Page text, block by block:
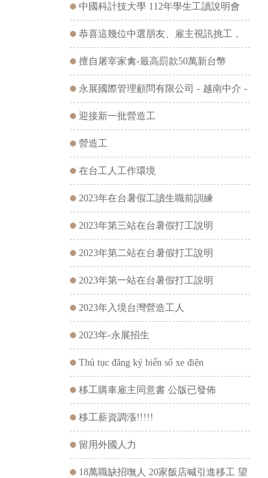
中國科計技大學 112年學生工讀說明會
恭喜這幾位中選朋友、雇主視訊挑工，
預祝在台工作順利
擅自屠宰家禽-最高罰款50萬新台幣
永展國際管理顧問有限公司 - 越南中介 -
翻譯據點
迎接新一批營造工
營造工
在台工人工作環境
2023年在台暑假工讀生職前訓練
2023年第三站在台暑假打工說明
2023年第二站在台暑假打工說明
2023年第一站在台暑假打工說明
2023年入境台灣營造工人
2023年-永展招生
Thủ tục đăng ký biển số xe điện
移工購車雇主同意書 公版已發佈
移工薪資調漲!!!!!
留用外國人力
18萬職缺招嘸人 20家飯店喊引進移工 望